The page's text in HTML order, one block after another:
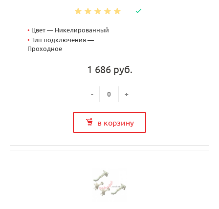
• Цвет — Никелированный
• Тип подключения —
Проходное
1 686 руб.
- +
в корзину